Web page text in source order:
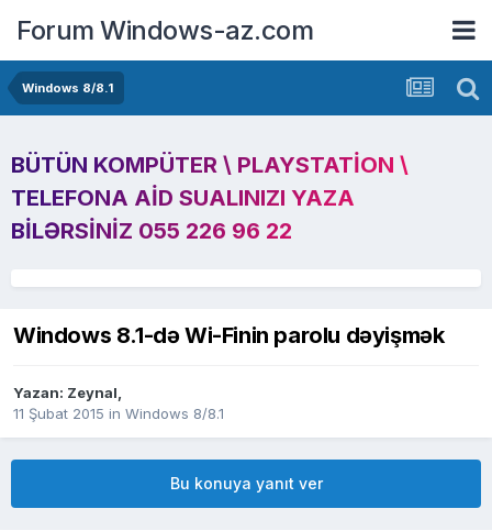
Forum Windows-az.com
Windows 8/8.1
BÜTÜN KOMPÜTER \ PLAYSTATION \
TELEFONA AID SUALINIZI YAZA
BILƏRSINIZ 055 226 96 22
Windows 8.1-də Wi-Finin parolu dəyişmək
Yazan: Zeynal,
11 Şubat 2015 in Windows 8/8.1
Bu konuya yanıt ver